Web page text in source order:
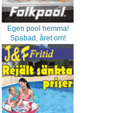
Egen pool hemma!
Spabad, året om!